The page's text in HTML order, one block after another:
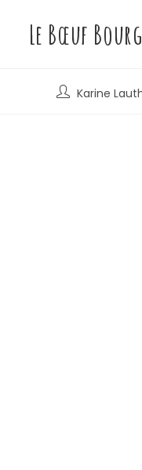
Le Bœuf
Karine